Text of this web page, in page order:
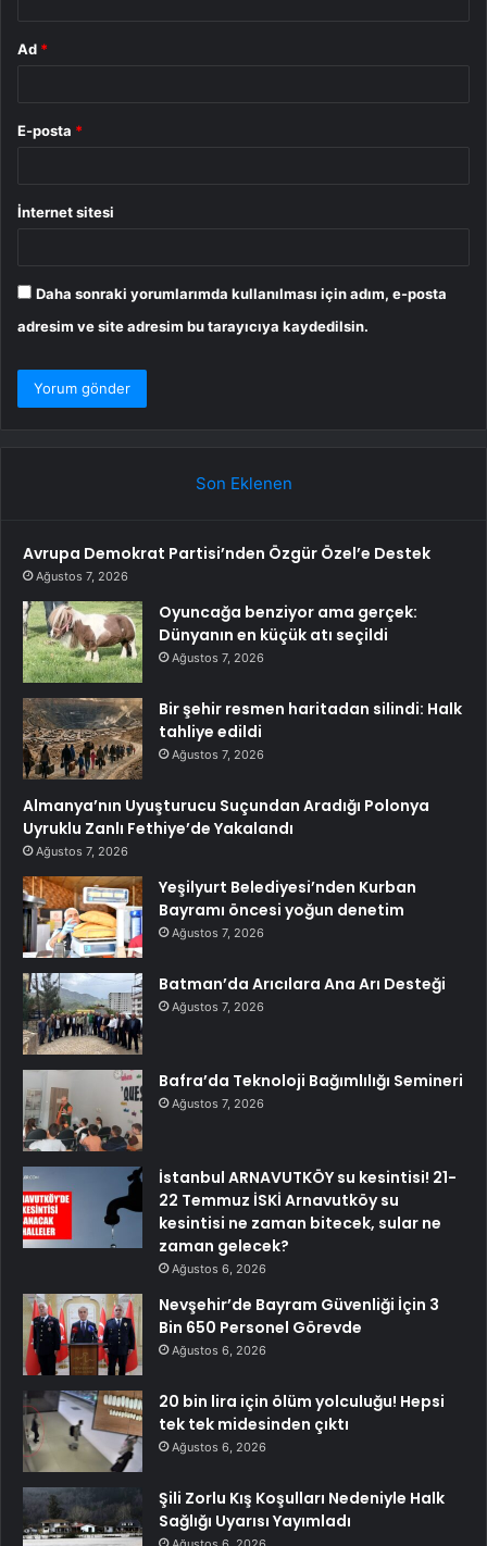
Ad *
E-posta *
İnternet sitesi
Daha sonraki yorumlarımda kullanılması için adım, e-posta
adresim ve site adresim bu tarayıcıya kaydedilsin.
Son Eklenen
Avrupa Demokrat Partisi’nden Özgür Özel’e Destek
Ağustos 7, 2026
Oyuncağa benziyor ama gerçek:
Dünyanın en küçük atı seçildi
Ağustos 7, 2026
Bir şehir resmen haritadan silindi: Halk
tahliye edildi
Ağustos 7, 2026
Almanya’nın Uyuşturucu Suçundan Aradığı Polonya
Uyruklu Zanlı Fethiye’de Yakalandı
Ağustos 7, 2026
Yeşilyurt Belediyesi’nden Kurban
Bayramı öncesi yoğun denetim
Ağustos 7, 2026
Batman’da Arıcılara Ana Arı Desteği
Ağustos 7, 2026
Bafra’da Teknoloji Bağımlılığı Semineri
Ağustos 7, 2026
İstanbul ARNAVUTKÖY su kesintisi! 21-
22 Temmuz İSKİ Arnavutköy su
kesintisi ne zaman bitecek, sular ne
zaman gelecek?
Ağustos 6, 2026
Nevşehir’de Bayram Güvenliği İçin 3
Bin 650 Personel Görevde
Ağustos 6, 2026
20 bin lira için ölüm yolculuğu! Hepsi
tek tek midesinden çıktı
Ağustos 6, 2026
Şili Zorlu Kış Koşulları Nedeniyle Halk
Sağlığı Uyarısı Yayımladı